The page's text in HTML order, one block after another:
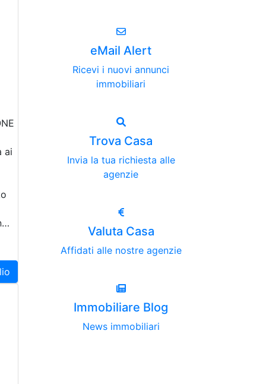
ai
eMail Alert
Ricevi i nuovi annunci
immobiliari
Trova Casa
Invia la tua richiesta alle
agenzie
Valuta Casa
Affidati alle nostre agenzie
Immobiliare Blog
News immobiliari